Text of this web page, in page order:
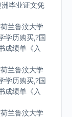
毕业证文凭
兰鲁汶大学
学历购买,?国
成绩单《入
兰鲁汶大学
学历购买,?国
成绩单《入
兰鲁汶大学